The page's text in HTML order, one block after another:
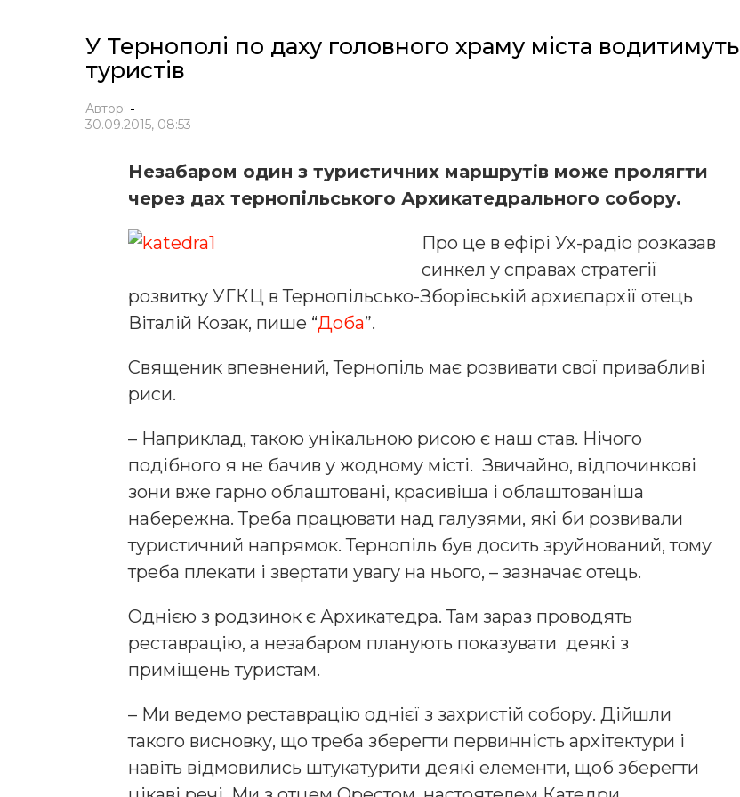
У Тернополі по даху головного храму міста водитимуть
туристів
Автор: -
30.09.2015, 08:53
Незабаром один з туристичних маршрутів може пролягти
через дах тернопільського Архикатедрального собору.
Про це в ефірі Ух-радіо розказав
синкел у справах стратегії
розвитку УГКЦ в Тернопільсько-Зборівській архиєпархії отець
Віталій Козак, пише “Доба”.
Священик впевнений, Тернопіль має розвивати свої привабливі
риси.
– Наприклад, такою унікальною рисою є наш став. Нічого
подібного я не бачив у жодному місті. Звичайно, відпочинкові
зони вже гарно облаштовані, красивіша і облаштованіша
набережна. Треба працювати над галузями, які би розвивали
туристичний напрямок. Тернопіль був досить зруйнований, тому
треба плекати і звертати увагу на нього, – зазначає отець.
Однією з родзинок є Архикатедра. Там зараз проводять
реставрацію, а незабаром планують показувати деякі з
приміщень туристам.
– Ми ведемо реставрацію однієї з захристій собору. Дійшли
такого висновку, що треба зберегти первинність архітектури і
навіть відмовились штукатурити деякі елементи, щоб зберегти